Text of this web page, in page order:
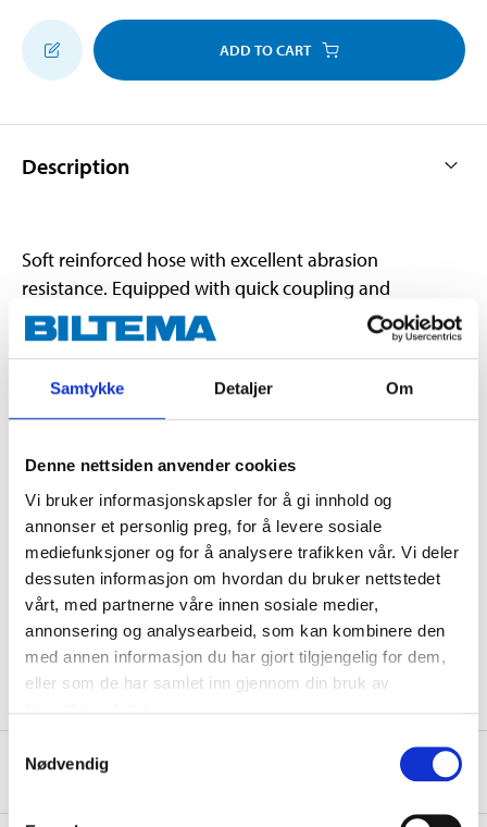
Samtykke Detaljer Om
Denne nettsiden anvender cookies
Vi bruker informasjonskapsler for å gi innhold og
annonser et personlig preg, for å levere sosiale
mediefunksjoner og for å analysere trafikken vår. Vi deler
dessuten informasjon om hvordan du bruker nettstedet
vårt, med partnerne våre innen sosiale medier,
annonsering og analysearbeid, som kan kombinere den
med annen informasjon du har gjort tilgjengelig for dem,
eller som de har samlet inn gjennom din bruk av
Nødvendig
ADD TO CART
Description
Soft reinforced hose with excellent abrasion
resistance. Equipped with quick coupling and
insertion nipple.
Technical specifications
Diameter
1/4 "
Internal diameter
6 mm
Length
10 m
Operating temperature
-10 – +65 °C
Max. operating preassure
16 bar
Material
PVC
About the manufacturer